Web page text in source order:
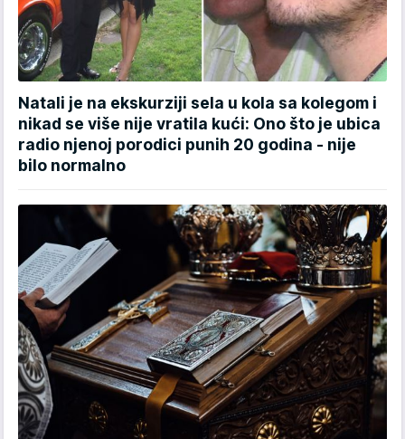
Natali je na ekskurziji sela u kola sa kolegom i
nikad se više nije vratila kući: Ono što je ubica
radio njenoj porodici punih 20 godina - nije
bilo normalno